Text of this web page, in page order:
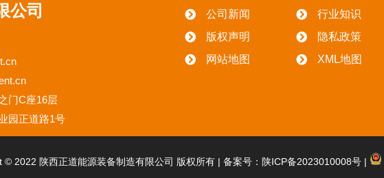
公司
门C座16层
园正道路1号
公司新闻
行业知识
版权声明
隐私政策
网站地图
XML地图
© 2022 陕西正道能源装备制造有限公司 版权所有 | 备案号：陕ICP备2023010008号|